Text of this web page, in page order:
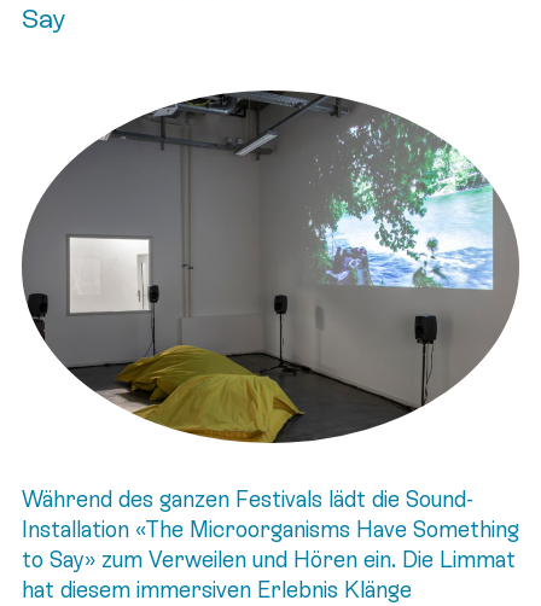
Say
Während des ganzen Festivals lädt die Sound-
Installation «The Microorganisms Have Something
to Say» zum Verweilen und Hören ein. Die Limmat
hat diesem immersiven Erlebnis Klänge